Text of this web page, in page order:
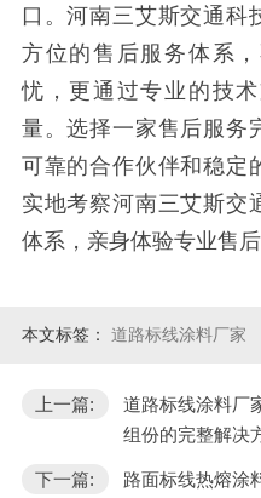
口。河南三艾斯交通科
方位的售后服务体系
忧，更通过专业的技
量。选择一家售后服务
可靠的合作伙伴和稳定
实地考察河南三艾斯交
体系，亲身体验专业售
本文标签： 道路标线涂料厂家
上一篇:
道路标线涂料厂
组份的完整解决
下一篇:
路面标线热熔涂